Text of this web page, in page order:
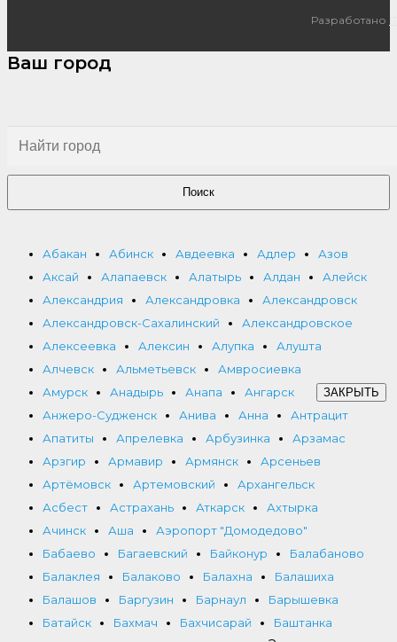
Разработано
Ваш город
Поиск
Абакан Абинск Авдеевка Адлер
Азов
Аксай
Алапаевск Алатырь Алдан
Алейск
Александрия
Александровка
Александровск
Александровск-Сахалинский
Александровское
Алексеевка
Алексин Алупка
Алушта
Алчевск
Альметьевск
Амвросиевка
Амурск
Анадырь Анапа
Ангарск
Анжеро-Судженск
Анива Анна
Антрацит
Апатиты
Апрелевка Арбузинка
Арзамас
Арзгир
Армавир Армянск
Арсеньев
Артёмовск
Артемовский
Архангельск
Асбест
Астрахань Аткарск
Ахтырка
Ачинск
Аша
Аэропорт "Домодедово"
Бабаево
Багаевский Байконур
Балабаново
Балаклея
Балаково Балахна
Балашиха
Балашов
Баргузин Барнаул
Барышевка
Батайск
Бахмач Бахчисарай
Баштанка
ЗАКРЫТЬ